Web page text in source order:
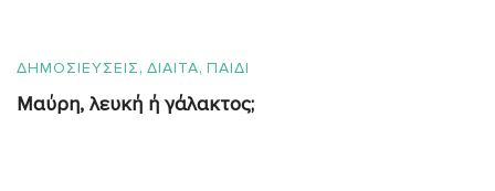
ΔΗΜΟΣΙΕΥΣΕΙΣ, ΔΙΑΙΤΑ, ΠΑΙΔΙ
Mαύρη, λευκή ή γάλακτος;